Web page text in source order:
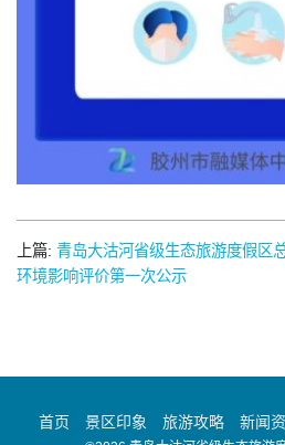
上篇: 青岛大沽河省级生态旅游度假区
环境影响评价第一次公示
首页 景区印象 旅游攻略 新闻